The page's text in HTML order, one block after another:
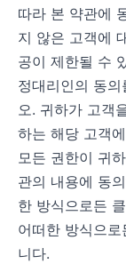
따라 본 약관에
지 않은 고객에
공이 제한될 수
정대리인의 동
오. 귀하가 고객
하는 해당 고객
모든 권한이 귀
관의 내용에 동
한 방식으로든
어떠한 방식으
니다.